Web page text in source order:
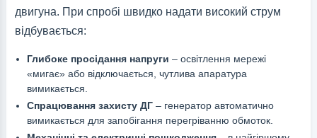
двигуна. При спробі швидко надати високий струм
відбувається:
Глибоке просідання напруги – освітлення мережі
«мигає» або відключається, чутлива апаратура
вимикається.
Спрацювання захисту ДГ– генератор автоматично
вимикається для запобігання перегріванню обмоток.